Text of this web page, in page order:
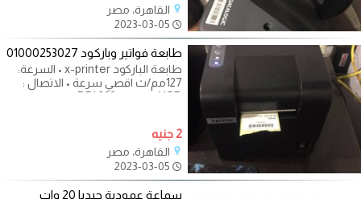
القاهرة، مصر
طابعة فواتير وباركود 01000253027
طابعة الباركود x-printer • السرعة:
127مم/ث اقصي سرعة • الاتصال :
2 جنيه
القاهرة، مصر
سماعة عمودية جيديا 20 وات